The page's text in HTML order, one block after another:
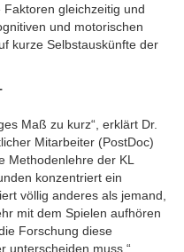
gleichzeitig und
und motorischen
kurze Selbstauskünfte der
Maß zu kurz“, erklärt Dr.
Mitarbeiter (PostDoc)
Methodenlehre der KL
konzentriert ein
völlig anderes als jemand,
mit dem Spielen aufhören
Forschung diese
unterscheiden muss.“